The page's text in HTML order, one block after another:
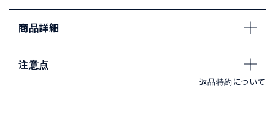
商品詳細
注意点
返品特約について